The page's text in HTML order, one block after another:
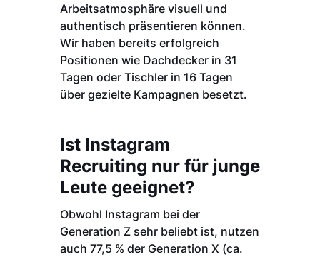
Arbeitsatmosphäre visuell und
authentisch präsentieren können.
Wir haben bereits erfolgreich
Positionen wie Dachdecker in 31
Tagen oder Tischler in 16 Tagen
über gezielte Kampagnen besetzt.
Ist Instagram
Recruiting nur für junge
Leute geeignet?
Obwohl Instagram bei der
Generation Z sehr beliebt ist, nutzen
auch 77,5 % der Generation X (ca.